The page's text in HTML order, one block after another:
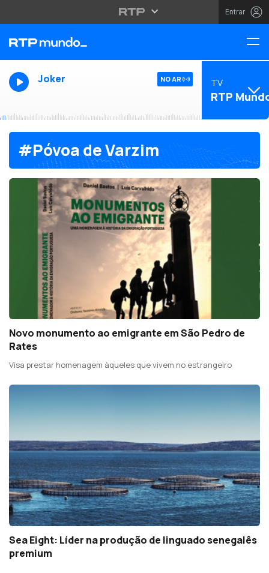
Entrar
Joker NO AR TV
RTP
#Póvoa de Varzim
Novo monumento ao emigrante em São Pedro de
Rates
Visa prestar homenagem àqueles que vivem no estrangeiro
Sea Eight: Líder na produção de linguado senegalês
premium